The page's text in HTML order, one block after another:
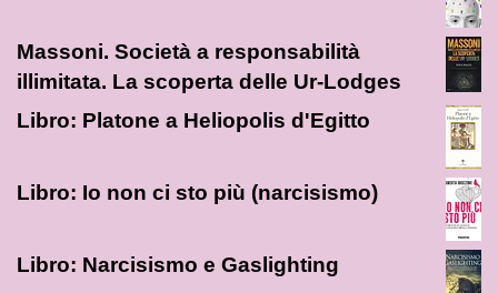
Massoni. Società a responsabilità
illimitata. La scoperta delle Ur-Lodges
Libro: Platone a Heliopolis d'Egitto
Libro: Io non ci sto più (narcisismo)
Libro: Narcisismo e Gaslighting